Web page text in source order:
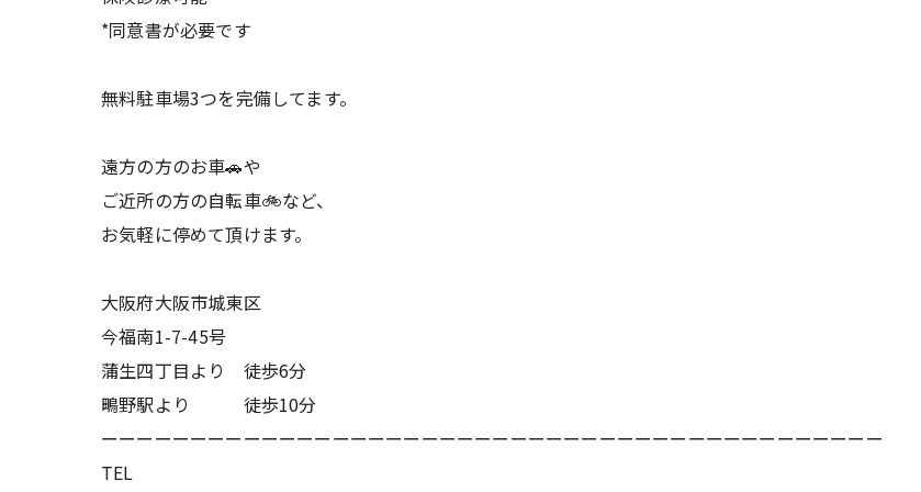
*同意書が必要です
無料駐車場3つを完備してます。
遠方の方のお車🚗や
ご近所の方の自転車🚲など、
お気軽に停めて頂けます。
大阪府大阪市城東区
今福南1-7-45号
蒲生四丁目より 徒歩6分
鴫野駅より 徒歩10分
ーーーーーーーーーーーーーーーーーーーーーーーーーーーーーーーーーーーーーーーーーーーー
TEL